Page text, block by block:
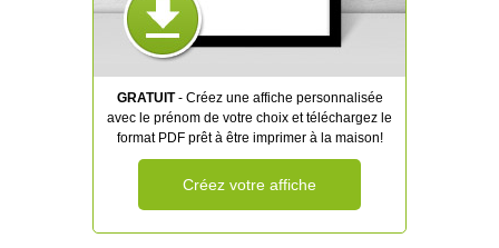
GRATUIT- Créez une affiche personnalisée
avec le prénom de votre choix et téléchargez le
format PDF prêt à être imprimer à la maison!
Créez votre affiche